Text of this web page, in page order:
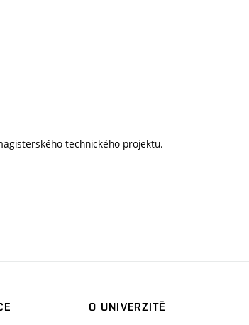
technického projektu.
O UNIVERZITĚ